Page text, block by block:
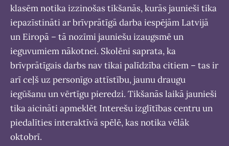
klasēm notika izzinošas tikšanās, kurās jaunieši tika
iepazīstināti ar brīvprātīgā darba iespējām Latvijā
un Eiropā – tā nozīmi jauniešu izaugsmē un
ieguvumiem nākotnei. Skolēni saprata, ka
brīvprātīgais darbs nav tikai palīdzība citiem – tas ir
arī ceļš uz personīgo attīstību, jaunu draugu
iegūšanu un vērtīgu pieredzi. Tikšanās laikā jaunieši
tika aicināti apmeklēt Interešu izglītības centru un
piedalīties interaktīvā spēlē, kas notika vēlāk
oktobrī.